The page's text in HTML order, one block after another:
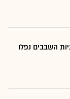
השבבים נפלו